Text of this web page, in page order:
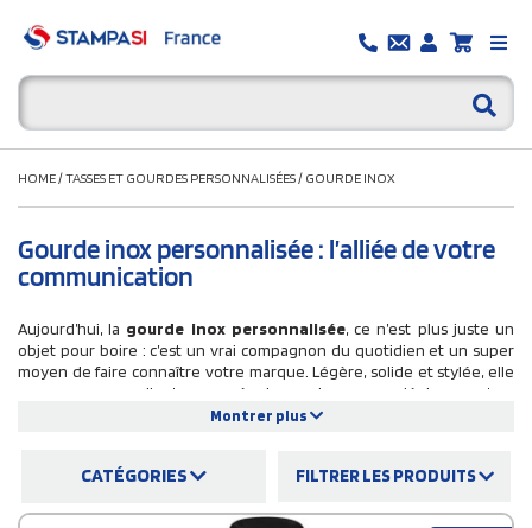
HOME/TASSES ET GOURDES PERSONNALISÉES/ GOURDE INOX
Gourde inox personnalisée : l’alliée de votre
communication
Aujourd’hui, la gourde inox personnalisée, ce n’est plus juste un
objet pour boire : c’est un vrai compagnon du quotidien et un super
moyen de faire connaître votre marque. Légère, solide et stylée, elle
accompagne vos clients ou vos équipes au bureau, en déplacement ou
même pendant le sport. Bref, partout où votre marque peut se faire
du style et que vous pensez à la planète. Fini le plastique jetable : vos
un objet durable. Que vous optiez pour une gourde en aluminium
Montrer plus
CATÉGORIES FILTRER LES PRODUITS